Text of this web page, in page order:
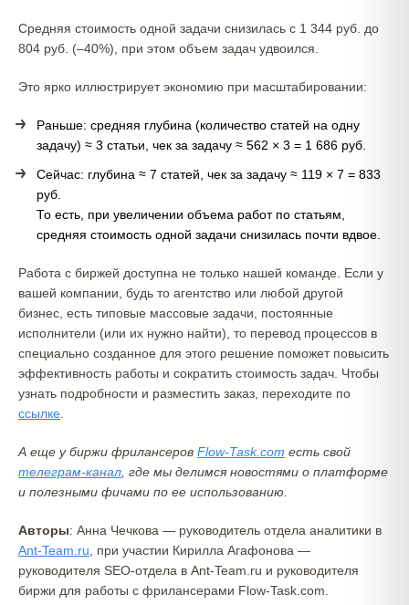
Средняя стоимость одной задачи снизилась с 1 344 руб. до
804 руб. (–40%), при этом объем задач удвоился.
Это ярко иллюстрирует экономию при масштабировании:
Раньше: средняя глубина (количество статей на одну
задачу) ≈ 3 статьи, чек за задачу ≈ 562 × 3 = 1 686 руб.
Сейчас: глубина ≈ 7 статей, чек за задачу ≈ 119 × 7 = 833
руб.
То есть, при увеличении объема работ по статьям,
средняя стоимость одной задачи снизилась почти вдвое.
Работа с биржей доступна не только нашей команде. Если у
вашей компании, будь то агентство или любой другой
бизнес, есть типовые массовые задачи, постоянные
исполнители (или их нужно найти), то перевод процессов в
специально созданное для этого решение поможет повысить
эффективность работы и сократить стоимость задач. Чтобы
узнать подробности и разместить заказ, переходите по
ссылке
А еще у биржи фрилансеров Flow-Task.com есть свой
телеграм-канал , где мы делимся новостями о платформе
и полезными фичами по ее использованию.
Авторы: Анна Чечкова — руководитель отдела аналитики в
Ant-Team.ru , при участии Кирилла Агафонова —
руководителя SEO-отдела в Ant-Team.ru и руководителя
биржи для работы с фрилансерами Flow-Task.com.